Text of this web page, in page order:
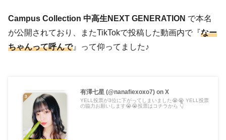
Campus Collection 中高生NEXT GENERATION で本名
が公開されており、またTikTokで投稿した動画内で『 なー
ちゃんって呼んで』って仰ってました♪
有澤七星 (@nanafiexoxo7) on X
YELL投票が3位に下がってしまいました😭😭 YELL投票
の協力お願いします😭😭投票はコチラから 👇